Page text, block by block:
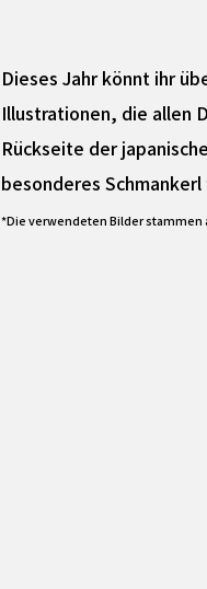
Dieses Jahr könnt ihr
Illustrationen, die allen
Rückseite der
besonderes
*Die verwendeten Bilder stammen